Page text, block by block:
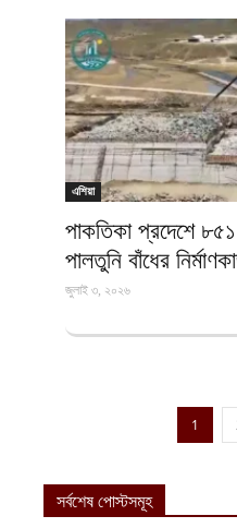
এশিয়া
‎পাকতিকা প্রদেশে
পালতুনি বাঁধের
জুলাই ৩, ২০২৬
1
সর্বশেষ পোস্টসমূহ